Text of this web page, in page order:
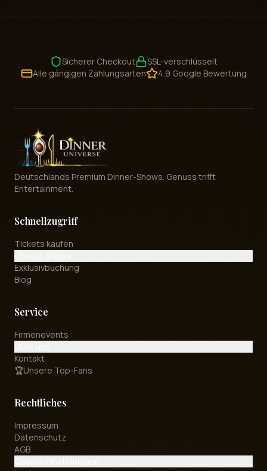
Sicherer Checkout
SSL-verschlüsselt
Alle gängigen Zahlungsarten
4.9 Google Bewertung
Deutschlands Premium Dinner-Shows. Genuss trifft
Entertainment.
Schnellzugriff
Tickets kaufen
Exklusivbuchung
Blog
Service
Firmenevents
Kontakt
🏆Unsere Top-Fans
Rechtliches
Impressum
Datenschutz
AGB